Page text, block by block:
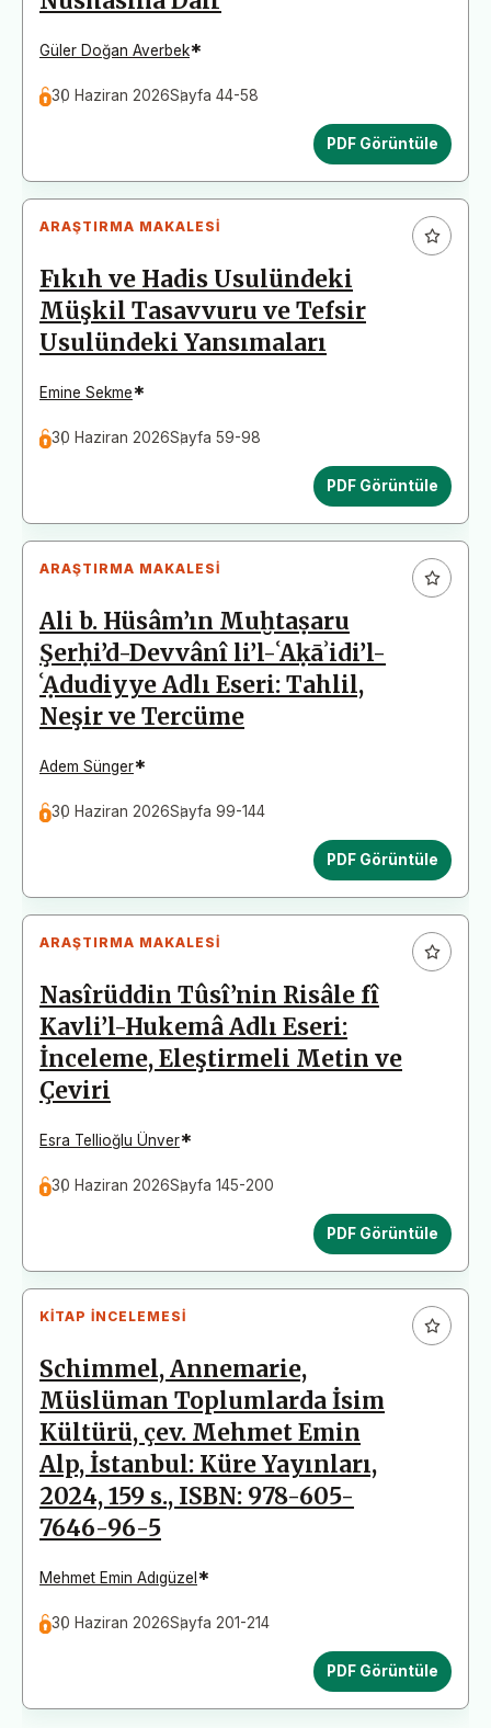
Güler Doğan Averbek*
30 Haziran 2026Sayfa 44-58
PDF Görüntüle
ARAŞTIRMA MAKALESI
Fıkıh ve Hadis Usulündeki
Müşkil Tasavvuru ve Tefsir
Usulündeki Yansımaları
Emine Sekme*
30 Haziran 2026Sayfa 59-98
PDF Görüntüle
ARAŞTIRMA MAKALESI
Ali b. Hüsâm’ın Muḫtaṣaru
Şerḥi’d-Devvânî li’l-ʿAḳāʾidi’l-
ʿẠdudiyye Adlı Eseri: Tahlil,
Neşir ve Tercüme
Adem Sünger*
30 Haziran 2026Sayfa 99-144
PDF Görüntüle
ARAŞTIRMA MAKALESI
Nasîrüddin Tûsî’nin Risâle fî
Kavli’l-Hukemâ Adlı Eseri:
İnceleme, Eleştirmeli Metin ve
Çeviri
Esra Tellioğlu Ünver*
30 Haziran 2026Sayfa 145-200
PDF Görüntüle
KITAP İNCELEMESI
Schimmel, Annemarie,
Müslüman Toplumlarda İsim
Kültürü, çev. Mehmet Emin
Alp, İstanbul: Küre Yayınları,
2024, 159 s., ISBN: 978-605-
7646-96-5
Mehmet Emin Adıgüzel *
30 Haziran 2026Sayfa 201-214
PDF Görüntüle